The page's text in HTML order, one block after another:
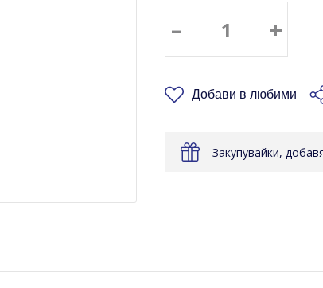
– +
Добави в любими
Закупувайки,